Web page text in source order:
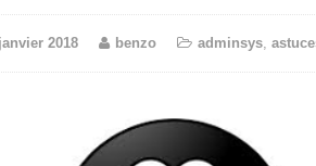
2018 benzo adminsys